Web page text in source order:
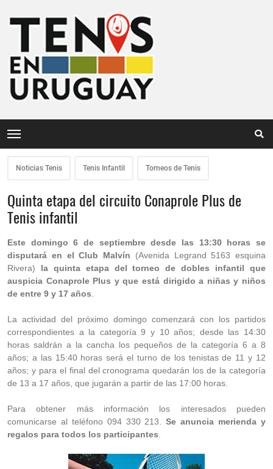
Noticias Tenis Tenis Infantil Torneos de Tenis
Quinta etapa del circuito Conaprole Plus de
Tenis infantil
Este domingo 6 de septiembre desde las 13:30 horas se
disputará en el Club Malvín (Avenida Legrand 5163 esquina
Rivera) la quinta etapa del torneo de dobles infantil que
auspicia Conaprole Plus y que está dirigido a niñas y niños
de entre 9 y 17 años
La actividad del próximo domingo comenzará con los partidos
correspondientes a la categoría 9 y 10 años; desde las 14:30
horas saldrán a la cancha los pequeños de la categoría 6 a 8
años; a las 15:40 horas será el turno de los tenistas de 11 y 12
años; y para el final del cronograma quedarán los de la categoría
de 13 a 17 años, que jugarán a partir de las 17:00 horas.
Para obtener más información los interesados pueden
comunicarse al teléfono 094 330 213.Se anuncia merienda y
regalos para todos los participantes